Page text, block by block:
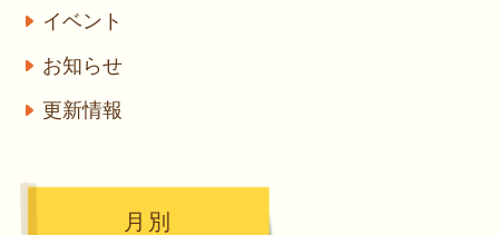
イベント
お知らせ
更新情報
月別